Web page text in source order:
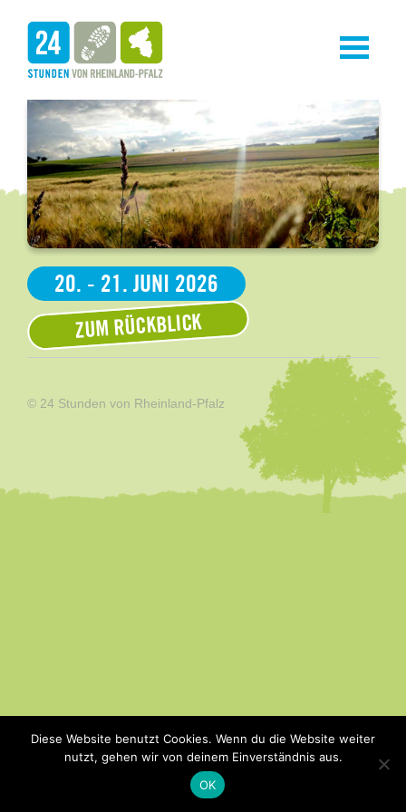
20. - 21. JUNI 2026
ZUM RÜCKBLICK
© 24 Stunden von Rheinland-Pfalz
Diese Website benutzt Cookies. Wenn du die Website weiter
nutzt, gehen wir von deinem Einverständnis aus.
OK